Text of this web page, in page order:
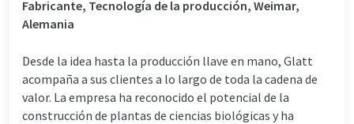
Fabricante, Tecnología de la producción, Weimar,
Alemania
Desde la idea hasta la producción llave en mano, Glatt
acompaña a sus clientes a lo largo de toda la cadena de
valor. La empresa ha reconocido el potencial de la
construcción de plantas de ciencias biológicas y ha